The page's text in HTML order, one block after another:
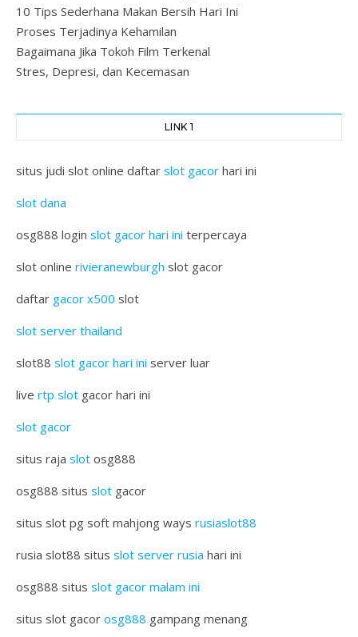
10 Tips Sederhana Makan Bersih Hari Ini
Proses Terjadinya Kehamilan
Bagaimana Jika Tokoh Film Terkenal
Stres, Depresi, dan Kecemasan
LINK 1
situs judi slot online daftar slot gacor hari ini
slot dana
osg888 login slot gacor hari ini terpercaya
slot online rivieranewburgh slot gacor
daftar gacor x500 slot
slot server thailand
slot88 slot gacor hari ini server luar
live rtp slot gacor hari ini
slot gacor
situs raja slot osg888
osg888 situs slot gacor
situs slot pg soft mahjong ways rusiaslot88
rusia slot88 situs slot server rusia hari ini
osg888 situs slot gacor malam ini
situs slot gacor osg888 gampang menang